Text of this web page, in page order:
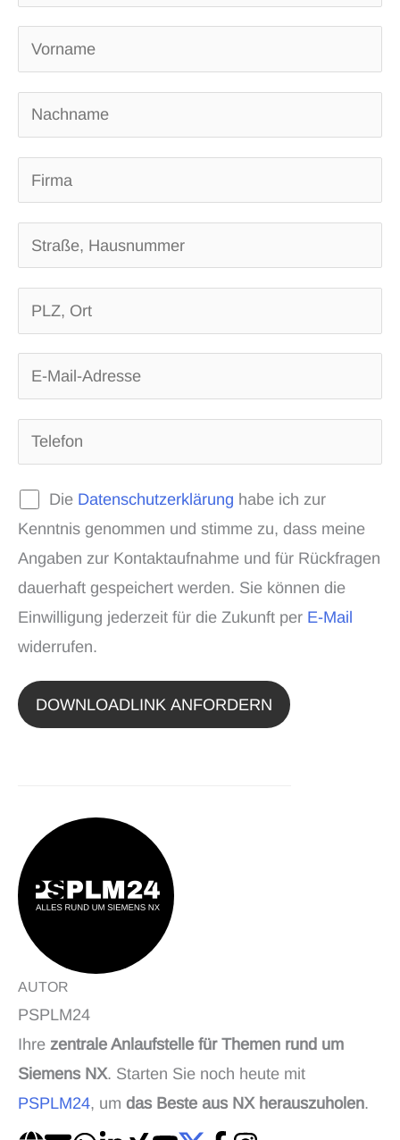
Die Datenschutzerklärung habe ich zur
Kenntnis genommen und stimme zu, dass meine
Angaben zur Kontaktaufnahme und für Rückfragen
dauerhaft gespeichert werden. Sie können die
Einwilligung jederzeit für die Zukunft per E-Mail
widerrufen.
AUTOR
PSPLM24
Ihre zentrale Anlaufstelle für Themen rund um
Siemens NX. Starten Sie noch heute mit
PSPLM24, um das Beste aus NX herauszuholen.